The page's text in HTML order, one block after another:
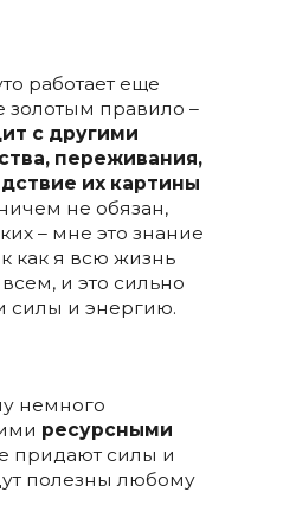
работает еще
золотым правило –
с другими
переживания,
их картины
не обязан,
– мне это знание
как я всю жизнь
и это сильно
силы и энергию.
немного
ресурсными
придают силы и
полезны любому